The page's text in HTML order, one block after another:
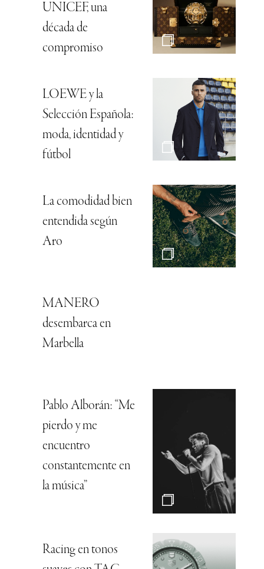
UNICEF, una
década de
compromiso
LOEWE y la
Selección Española:
moda, identidad y
fútbol
La comodidad bien
entendida según
Aro
MANERO
desembarca en
Marbella
Pablo Alborán: “Me
pierdo y me
encuentro
constantemente en
la música”
Racing en tonos